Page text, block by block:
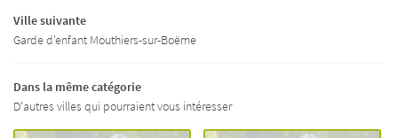
Ville suivante
Garde d'enfant Mouthiers-sur-Boëme
Dans la même catégorie
D'autres villes qui pourraient vous intéresser